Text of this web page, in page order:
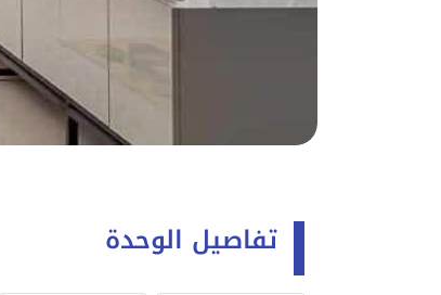
تفاصيل الوحدة